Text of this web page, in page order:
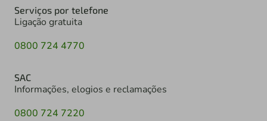
Serviços por telefone
Ligação gratuita
0800 724 4770
SAC
Informações, elogios e reclamações
0800 724 7220